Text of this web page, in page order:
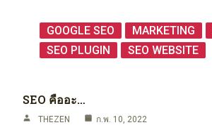
GOOGLE SEO MARKETING
SEO PLUGIN
SEO WEBSITE
SEO คืออะ…
THEZEN ก.พ. 10, 2022